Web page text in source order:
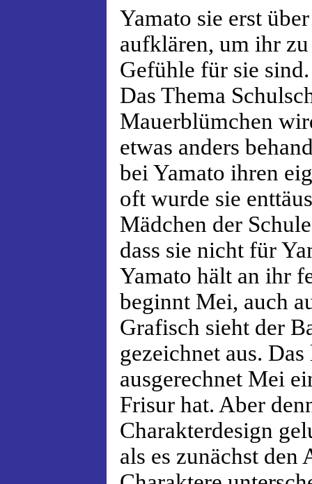
Yamato sie erst
aufklären, um ihr
Gefühle für sie sind.
Das Thema
Mauerblümchen
etwas anders
bei Yamato ihren
oft wurde sie
Mädchen der
dass sie nicht für
Yamato hält an ihr
beginnt Mei, auch
Grafisch sieht der
gezeichnet aus.
ausgerechnet Mei
Frisur hat. Aber
Charakterdesign
als es zunächst den